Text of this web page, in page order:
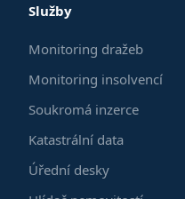
Služby
Monitoring dražeb
Monitoring insolvencí
Soukromá inzerce
Katastrální data
Úřední desky